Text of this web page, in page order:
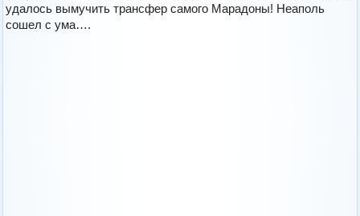
удалось вымучить трансфер самого Марадоны! Неаполь
сошел с ума….